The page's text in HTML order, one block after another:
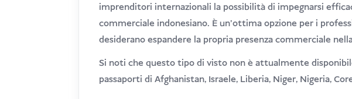
imprenditori internazionali la possibilità di impegnarsi
commerciale indonesiano. È un'ottima opzione per i
desiderano espandere la propria presenza commerciale
Si noti che questo tipo di visto non è attualmente
passaporti di Afghanistan, Israele, Liberia, Niger, Nigeria,